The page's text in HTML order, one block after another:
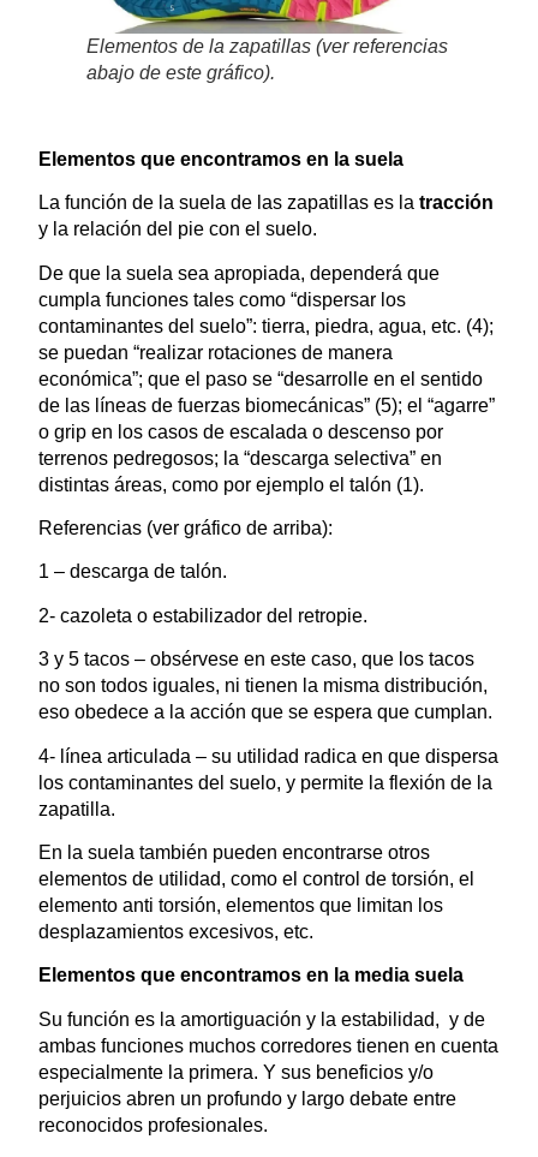
Elementos de la zapatillas (ver referencias
abajo de este gráfico).
Elementos que encontramos en la suela
La función de la suela de las zapatillas es la tracción
y la relación del pie con el suelo.
De que la suela sea apropiada, dependerá que
cumpla funciones tales como “dispersar los
contaminantes del suelo”: tierra, piedra, agua, etc. (4);
se puedan “realizar rotaciones de manera
económica”; que el paso se “desarrolle en el sentido
de las líneas de fuerzas biomecánicas” (5); el “agarre”
o grip en los casos de escalada o descenso por
terrenos pedregosos; la “descarga selectiva” en
distintas áreas, como por ejemplo el talón (1).
Referencias (ver gráfico de arriba):
1 – descarga de talón.
2- cazoleta o estabilizador del retropie.
3 y 5 tacos – obsérvese en este caso, que los tacos
no son todos iguales, ni tienen la misma distribución,
eso obedece a la acción que se espera que cumplan.
4- línea articulada – su utilidad radica en que dispersa
los contaminantes del suelo, y permite la flexión de la
zapatilla.
En la suela también pueden encontrarse otros
elementos de utilidad, como el control de torsión, el
elemento anti torsión, elementos que limitan los
desplazamientos excesivos, etc.
Elementos que encontramos en la media suela
Su función es la amortiguación y la estabilidad, y de
ambas funciones muchos corredores tienen en cuenta
especialmente la primera. Y sus beneficios y/o
perjuicios abren un profundo y largo debate entre
reconocidos profesionales.